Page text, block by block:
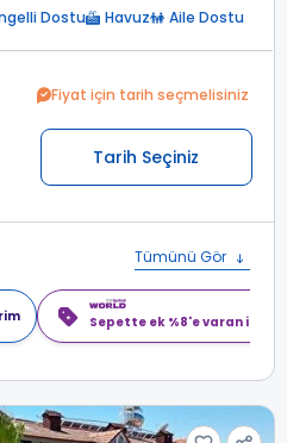
Dostu Havuz Aile Dostu
Fiyat için tarih seçmelisiniz
Tarih Seçiniz
Tümünü Gör
Sepette ek %8'e varan